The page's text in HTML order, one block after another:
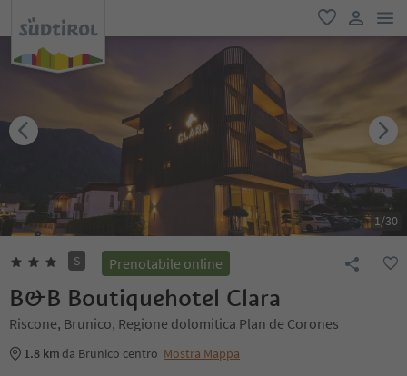
favoriti
user link
1/30
S Prenotabile online
B&B Boutiquehotel Clara
Riscone, Brunico, Regione dolomitica Plan de Corones
1.8 km da Brunico centro Mostra Mappa